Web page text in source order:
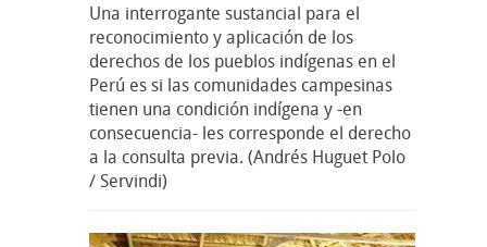
Una interrogante sustancial para el
reconocimiento y aplicación de los
derechos de los pueblos indígenas en el
Perú es si las comunidades campesinas
tienen una condición indígena y -en
consecuencia- les corresponde el derecho
a la consulta previa. (Andrés Huguet Polo
/ Servindi)